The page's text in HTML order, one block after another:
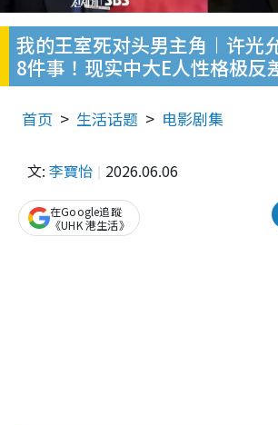
我的王室死对头男主角︱许光
8件事！现实中大E人性格极反
首页 生活话题 电影剧集
文: 李寶怡 2026.06.06
在Google追蹤
《UHK 港生活》